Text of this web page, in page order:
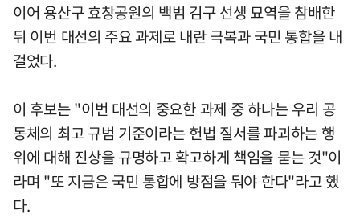
이어 용산구 효창공원의 백범 김구 선생 묘역을 참배한
뒤 이번 대선의 주요 과제로 내란 극복과 국민 통합을 내
걸었다.
이 후보는 "이번 대선의 중요한 과제 중 하나는 우리 공
동체의 최고 규범 기준이라는 헌법 질서를 파괴하는 행
위에 대해 진상을 규명하고 확고하게 책임을 묻는 것"이
라며 "또 지금은 국민 통합에 방점을 둬야 한다"라고 했
다.